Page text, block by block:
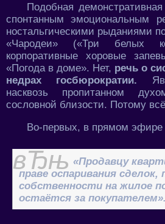
Подобная
спонтанным эмоциональным
ностальгическими рыданиями
«Чародеи» («Три белых
корпоративные хоровые
«Погода в доме». Нет, речь о
недрах госбюрократии.
насквозь пропитанном
сословной близости. Потому
Во-первых, в прямом эфире
«Продавцу
праве оспаривания сделок,
собственности на жилое
остаётся за покупателем».